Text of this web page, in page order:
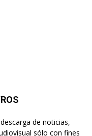
de noticias,
sólo con fines